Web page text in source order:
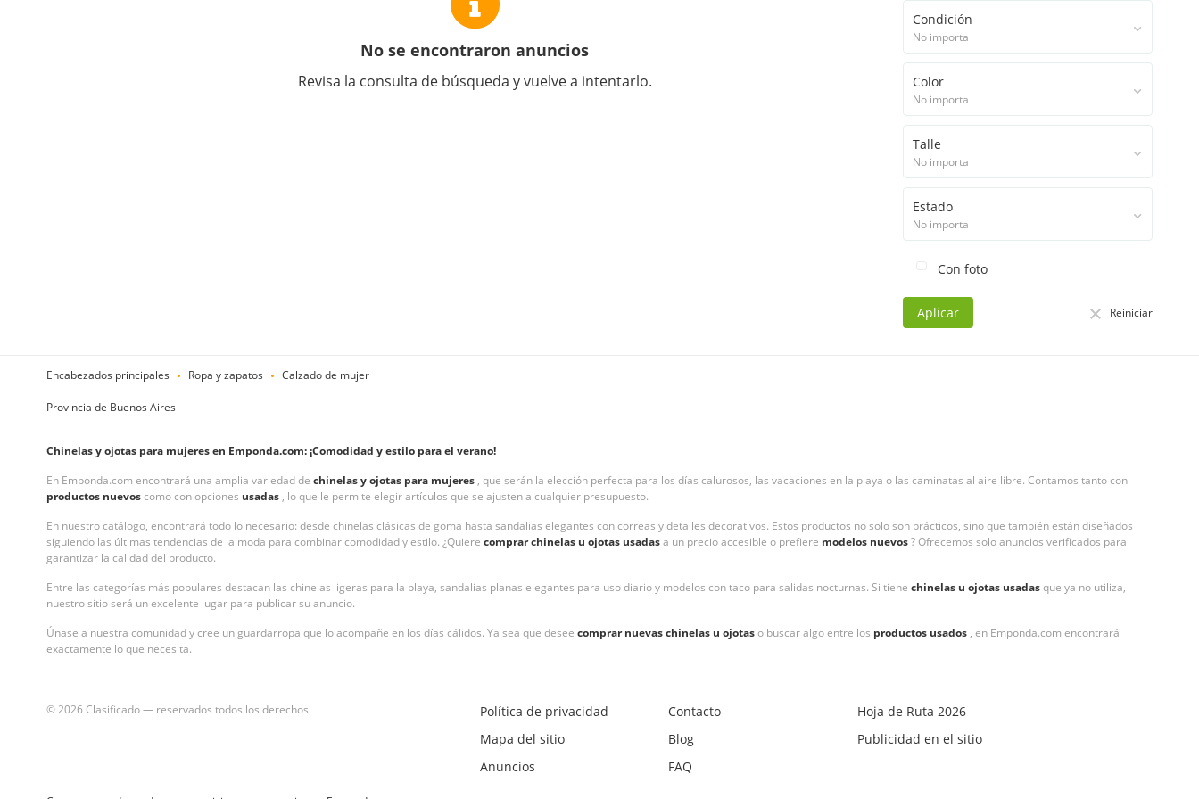
No se encontraron anuncios
Revisa la consulta de búsqueda y vuelve a intentarlo.
Condición
No importa
Color
No importa
Talle
No importa
Estado
No importa
Con foto
Aplicar Reiniciar
Encabezados principales Ropa y zapatos Calzado de mujer
Provincia de Buenos Aires
Chinelas y ojotas para mujeres en Emponda.com: ¡Comodidad y estilo para el verano!
En Emponda.com encontrará una amplia variedad de chinelas y ojotas para mujeres , que serán la elección perfecta para los días calurosos, las vacaciones en la playa o las caminatas al aire libre. Contamos tanto con
productos nuevoscomo con opciones usadas , lo que le permite elegir artículos que se ajusten a cualquier presupuesto.
En nuestro catálogo, encontrará todo lo necesario: desde chinelas clásicas de goma hasta sandalias elegantes con correas y detalles decorativos. Estos productos no solo son prácticos, sino que también están diseñados
siguiendo las últimas tendencias de la moda para combinar comodidad y estilo. ¿Quiere comprar chinelas u ojotas usadasa un precio accesible o prefiere modelos nuevos? Ofrecemos solo anuncios verificados para
garantizar la calidad del producto.
Entre las categorías más populares destacan las chinelas ligeras para la playa, sandalias planas elegantes para uso diario y modelos con taco para salidas nocturnas. Si tiene chinelas u ojotas usadasque ya no utiliza,
nuestro sitio será un excelente lugar para publicar su anuncio.
Únase a nuestra comunidad y cree un guardarropa que lo acompañe en los días cálidos. Ya sea que desee comprar nuevas chinelas u ojotaso buscar algo entre los productos usados , en Emponda.com encontrará
exactamente lo que necesita.
© 2026 Clasificado — reservados todos los derechos
Política de privacidad
Mapa del sitio
Anuncios
Contacto
Blog
FAQ
Hoja de Ruta 2026
Publicidad en el sitio